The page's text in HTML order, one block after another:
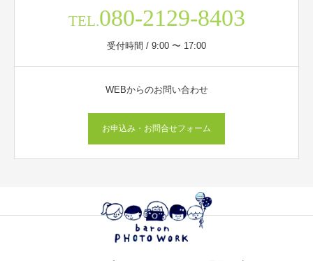
TEL.080-2129-8403
受付時間 / 9:00 〜 17:00
WEBからのお問い合わせ
お申込み・お問合せフォーム